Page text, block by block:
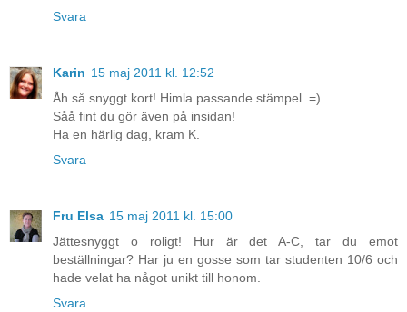
Svara
Karin 15 maj 2011 kl. 12:52
Åh så snyggt kort! Himla passande stämpel. =)
Såå fint du gör även på insidan!
Ha en härlig dag, kram K.
Svara
Fru Elsa 15 maj 2011 kl. 15:00
Jättesnyggt o roligt! Hur är det A-C, tar du emot
beställningar? Har ju en gosse som tar studenten 10/6 och
hade velat ha något unikt till honom.
Svara